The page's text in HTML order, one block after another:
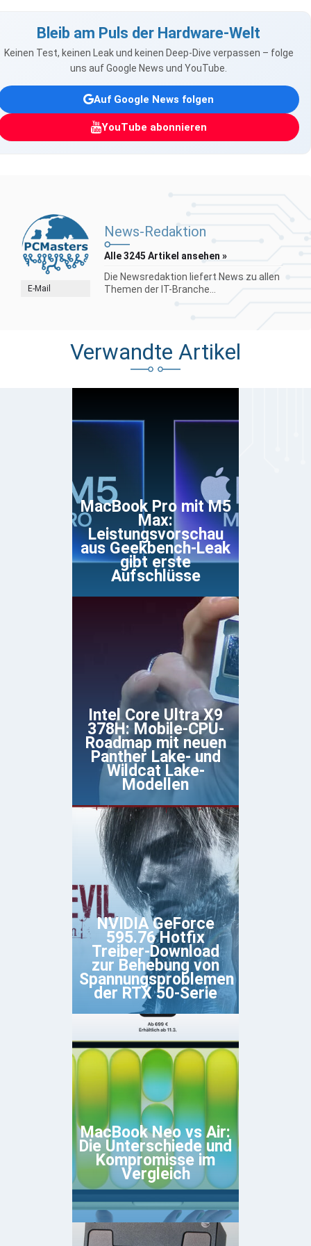
Bleib am Puls der Hardware-Welt
Keinen Test, keinen Leak und keinen Deep-Dive verpassen – folge
uns auf Google News und YouTube.
Auf Google News folgen
YouTube abonnieren
E-Mail
News-Redaktion
Alle 3245 Artikel ansehen »
Die Newsredaktion liefert News zu allen
Themen der IT-Branche...
Verwandte Artikel
MacBook Pro mit M5
Max:
Leistungsvorschau
aus Geekbench-Leak
gibt erste
Aufschlüsse
Intel Core Ultra X9
378H: Mobile-CPU-
Roadmap mit neuen
Panther Lake- und
Wildcat Lake-
Modellen
NVIDIA GeForce
595.76 Hotfix
Treiber-Download
zur Behebung von
Spannungsproblemen
der RTX 50-Serie
MacBook Neo vs Air:
Die Unterschiede und
Kompromisse im
Vergleich